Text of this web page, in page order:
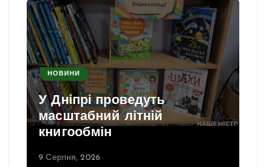
НОВИНИ
У Дніпрі проведуть
масштабний літній
книгообмін
9 Серпня, 2026